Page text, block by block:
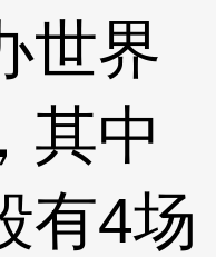
世界
其中
有4场